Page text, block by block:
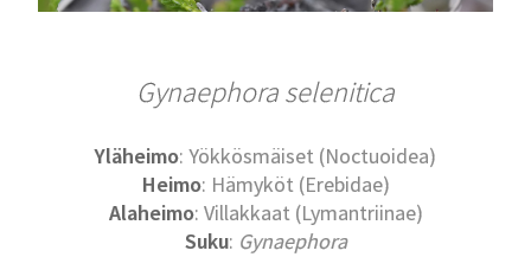
Gynaephora selenitica
Yläheimo: Yökkösmäiset (Noctuoidea)
Heimo: Hämyköt (Erebidae)
Alaheimo: Villakkaat (Lymantriinae)
Suku: Gynaephora